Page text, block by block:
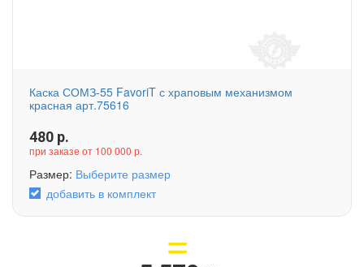
Каска СОМЗ-55 FavoriT с храповым механизмом
красная арт.75616
480 р.
при заказе от 100 000 р.
Размер: Выберите размер
добавить в комплект